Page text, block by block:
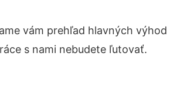
vám prehľad hlavných
s nami nebudete ľutovať.